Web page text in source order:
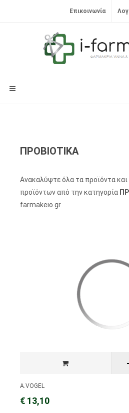
Επικοινωνία
ΠΡΟΒΙΟΤΙΚΑ
Ανακαλύψτε όλα τα προϊόντα και
προϊόντων από την κατηγορία
farmakeio.gr
A.VOGEL
€ 13,10